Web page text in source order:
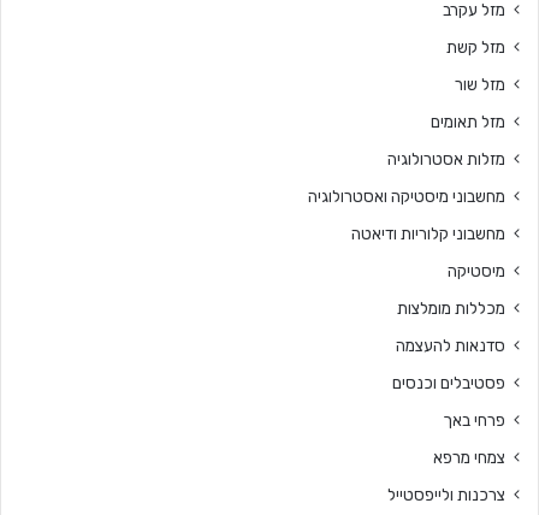
מזל עקרב
מזל קשת
מזל שור
מזל תאומים
מזלות אסטרולוגיה
מחשבוני מיסטיקה ואסטרולוגיה
מחשבוני קלוריות ודיאטה
מיסטיקה
מכללות מומלצות
סדנאות להעצמה
פסטיבלים וכנסים
פרחי באך
צמחי מרפא
צרכנות ולייפסטייל